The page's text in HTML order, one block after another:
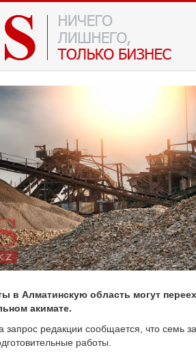
в Алматинскую область могут
акимате.
запрос редакции сообщается, что семь
работы.